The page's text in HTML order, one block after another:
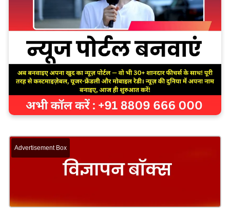
Advertisement Box